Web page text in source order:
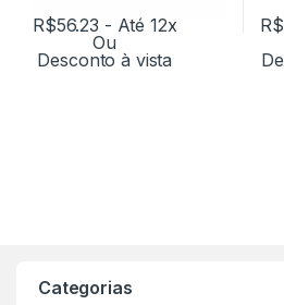
R$56.23 - Até 12x
Ou
Desconto à vista
R$
Categorias